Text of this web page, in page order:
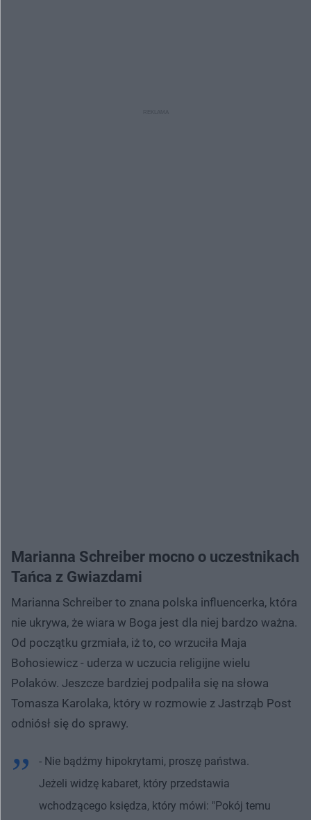
Marianna Schreiber mocno o uczestnikach
Tańca z Gwiazdami
Marianna Schreiber to znana polska influencerka, która
nie ukrywa, że wiara w Boga jest dla niej bardzo ważna.
Od początku grzmiała, iż to, co wrzuciła Maja
Bohosiewicz - uderza w uczucia religijne wielu
Polaków. Jeszcze bardziej podpaliła się na słowa
Tomasza Karolaka, który w rozmowie z Jastrząb Post
odniósł się do sprawy.
- Nie bądźmy hipokrytami, proszę państwa.
Jeżeli widzę kabaret, który przedstawia
wchodzącego księdza, który mówi: "Pokój temu